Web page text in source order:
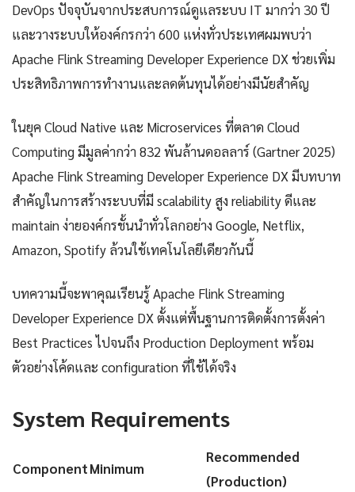
DevOps ปัจจุบันจากประสบการณ์ดูแลระบบ IT มากว่า 30 ปี
และวางระบบให้องค์กรกว่า 600 แห่งทั่วประเทศผมพบว่า
Apache Flink Streaming Developer Experience DX ช่วยเพิ่ม
ประสิทธิภาพการทำงานและลดต้นทุนได้อย่างมีนัยสำคัญ
ในยุค Cloud Native และ Microservices ที่ตลาด Cloud
Computing มีมูลค่ากว่า 832 พันล้านดอลลาร์ (Gartner 2025)
Apache Flink Streaming Developer Experience DX มีบทบาท
สำคัญในการสร้างระบบที่มี scalability สูง reliability ดีและ
maintain ง่ายองค์กรชั้นนำทั่วโลกอย่าง Google, Netflix,
Amazon, Spotify ล้วนใช้เทคโนโลยีเดียวกันนี้
บทความนี้จะพาคุณเรียนรู้ Apache Flink Streaming
Developer Experience DX ตั้งแต่พื้นฐานการติดตั้งการตั้งค่า
Best Practices ไปจนถึง Production Deployment พร้อม
ตัวอย่างโค้ดและ configuration ที่ใช้ได้จริง
System Requirements
ComponentMinimum
Recommended
(Production)